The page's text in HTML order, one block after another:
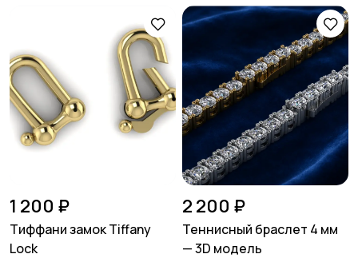
1 200 ₽
Тиффани замок Tiffany
Lock
2 200 ₽
Теннисный браслет 4 мм
— 3D модель